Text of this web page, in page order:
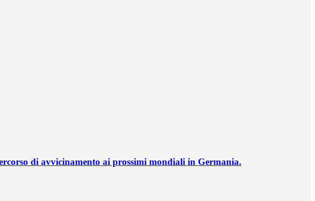
di avvicinamento ai prossimi mondiali in Germania.